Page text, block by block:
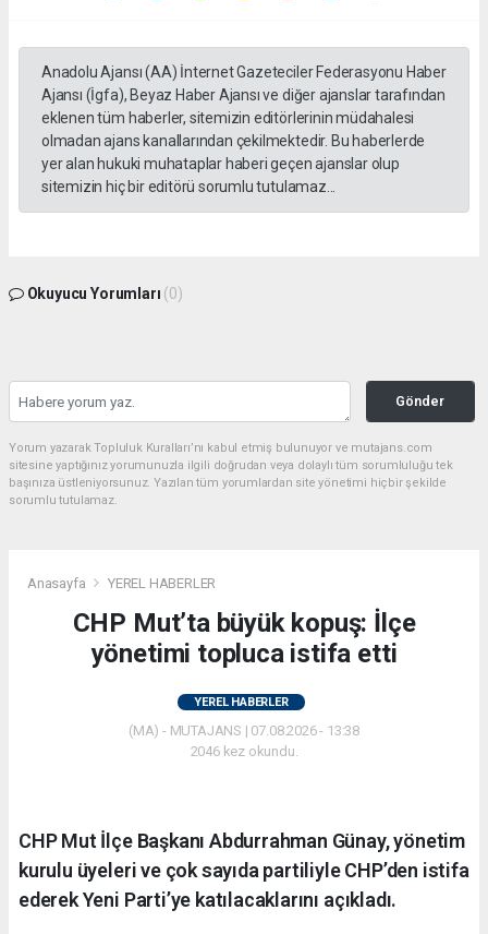
Anadolu Ajansı (AA) İnternet Gazeteciler Federasyonu Haber
Ajansı (İgfa), Beyaz Haber Ajansı ve diğer ajanslar tarafından
eklenen tüm haberler, sitemizin editörlerinin müdahalesi
olmadan ajans kanallarından çekilmektedir. Bu haberlerde
yer alan hukuki muhataplar haberi geçen ajanslar olup
sitemizin hiç bir editörü sorumlu tutulamaz...
Okuyucu Yorumları (0)
Gönder
Yorum yazarak Topluluk Kuralları’nı kabul etmiş bulunuyor ve mutajans.com
sitesine yaptığınız yorumunuzla ilgili doğrudan veya dolaylı tüm sorumluluğu tek
başınıza üstleniyorsunuz. Yazılan tüm yorumlardan site yönetimi hiçbir şekilde
sorumlu tutulamaz.
Anasayfa YEREL HABERLER
CHP Mut’ta büyük kopuş: İlçe
yönetimi topluca istifa etti
YEREL HABERLER
(MA) - MUTAJANS | 07.08.2026 - 13:38
2046 kez okundu.
CHP Mut İlçe Başkanı Abdurrahman Günay, yönetim
kurulu üyeleri ve çok sayıda partiliyle CHP’den istifa
ederek Yeni Parti’ye katılacaklarını açıkladı.